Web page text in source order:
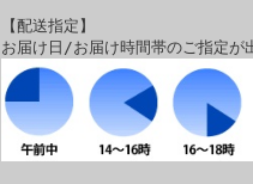
【配送指定】
お届け日/お届け時間帯のご指定が